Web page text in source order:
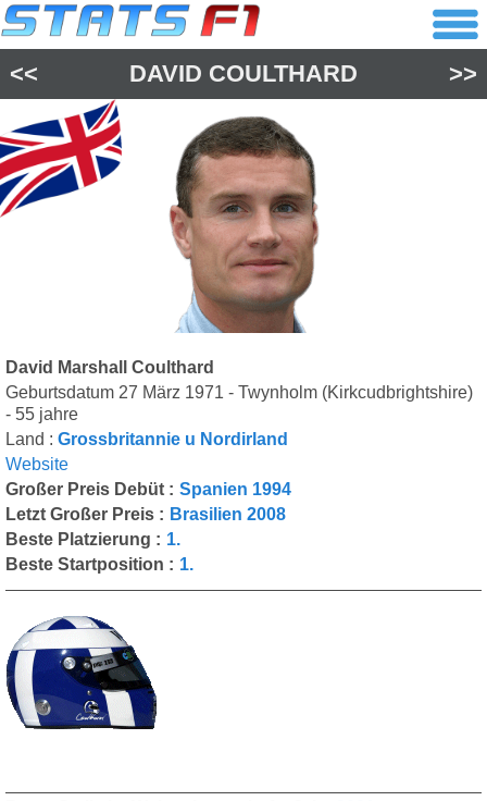
<< DAVID COULTHARD >>
David Marshall Coulthard
Geburtsdatum 27 März 1971 - Twynholm (Kirkcudbrightshire)
- 55 jahre
Land : Grossbritannie u Nordirland
Website
Großer Preis Debüt : Spanien 1994
Letzt Großer Preis : Brasilien 2008
Beste Platzierung : 1.
Beste Startposition : 1.